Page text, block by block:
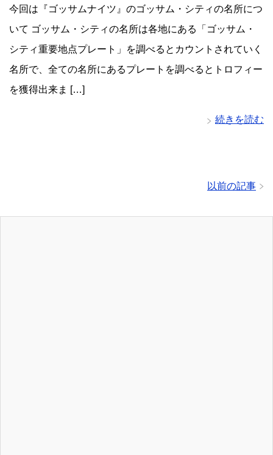
今回は『ゴッサムナイツ』のゴッサム・シティの名所につ
いて ゴッサム・シティの名所は各地にある「ゴッサム・
シティ重要地点プレート」を調べるとカウントされていく
名所で、全ての名所にあるプレートを調べるとトロフィー
を獲得出来ま […]
続きを読む
以前の記事